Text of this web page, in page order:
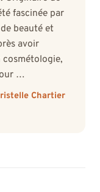
fascinée par
beauté et
avoir
…
Chartier